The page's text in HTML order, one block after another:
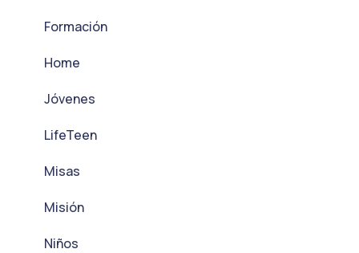
Formación
Home
Jóvenes
LifeTeen
Misas
Misión
Niños